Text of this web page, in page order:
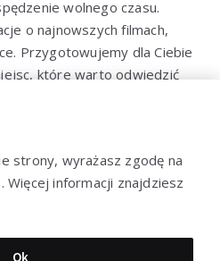
wolnego czasu.
o najnowszych filmach,
Przygotowujemy dla Ciebie
które warto odwiedzić
naszej społeczności i
Wolny.pl © 2023
strony, wyrażasz zgodę na
Więcej informacji znajdziesz
Ok